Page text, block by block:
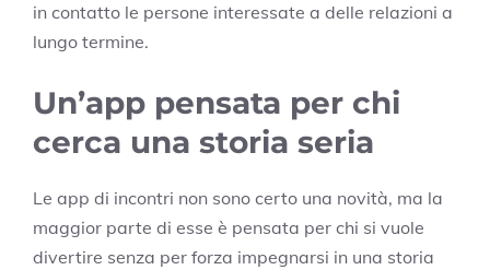
in contatto le persone interessate a delle relazioni a
lungo termine.
Un’app pensata per chi
cerca una storia seria
Le app di incontri non sono certo una novità, ma la
maggior parte di esse è pensata per chi si vuole
divertire senza per forza impegnarsi in una storia